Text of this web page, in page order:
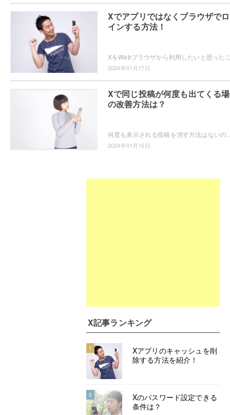
Xでアプリではなくブラウザで
インする方法！
2024年01月17日
Xで同じ投稿が何度も出てくる
の改善方法は？
2024年01月16日
X記事ランキング
1
Xアプリのキャッシュを削
除する方法を紹介！
2
Xのパスワード設定できる
条件は？